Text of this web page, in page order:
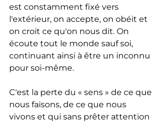
est constamment fixé vers
l'extérieur, on accepte, on obéit et
on croit ce qu'on nous dit. On
écoute tout le monde sauf soi,
continuant ainsi à être un inconnu
pour soi-même.
C'est la perte du « sens » de ce que
nous faisons, de ce que nous
vivons et qui sans prêter attention